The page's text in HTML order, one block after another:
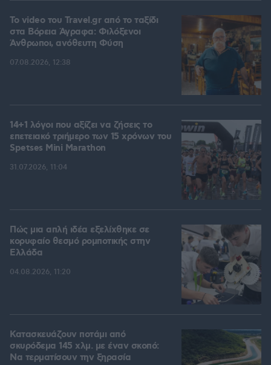
To video του Travel.gr από το ταξίδι
στα Βόρεια Άγραφα: Φιλόξενοι
Άνθρωποι, ανόθευτη Φύση
07.08.2026, 12:38
14+1 λόγοι που αξίζει να ζήσεις το
επετειακό τριήμερο των 15 χρόνων του
Spetses Mini Marathon
31.07.2026, 11:04
Πώς μια απλή ιδέα εξελίχθηκε σε
κορυφαίο θεσμό ρομποτικής στην
Ελλάδα
04.08.2026, 11:20
Κατασκευάζουν ποτάμι από
σκυρόδεμα 145 χλμ. με έναν σκοπό:
Να τερματίσουν την ξηρασία